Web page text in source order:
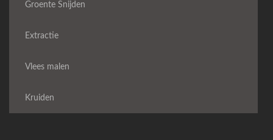
Groente Snijden
Extractie
Vlees malen
Kruiden